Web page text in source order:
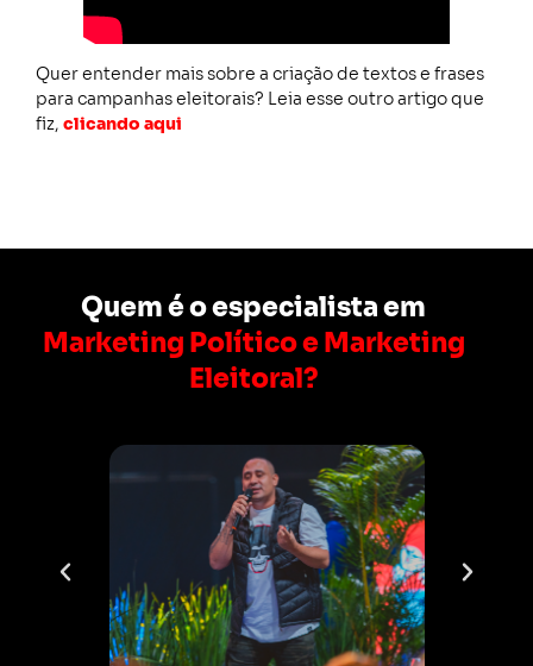
Quer entender mais sobre a criação de textos e frases
para campanhas eleitorais? Leia esse outro artigo que
fiz, clicando aqui
Quem é o especialista em
Marketing Político e Marketing
Eleitoral?